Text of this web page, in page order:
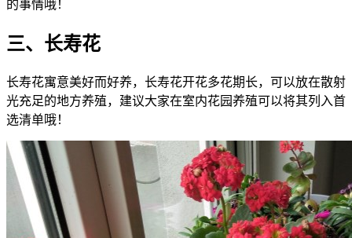
的事情哦！
三、长寿花
长寿花寓意美好而好养，长寿花开花多花期长，可以放在散射
光充足的地方养殖，建议大家在室内花园养殖可以将其列入首
选清单哦！